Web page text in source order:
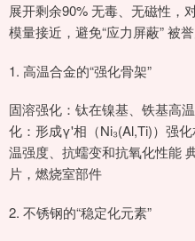
展开剩余90% 无毒、无磁性，
模量接近，避免“应力屏蔽” 被
1. 高温合金的“强化骨架”
固溶强化：钛在镍基、铁基高
化：形成γ'相（Ni₃(Al,Ti)）强
温强度、抗蠕变和抗氧化性能
片，燃烧室部件
2. 不锈钢的“稳定化元素”